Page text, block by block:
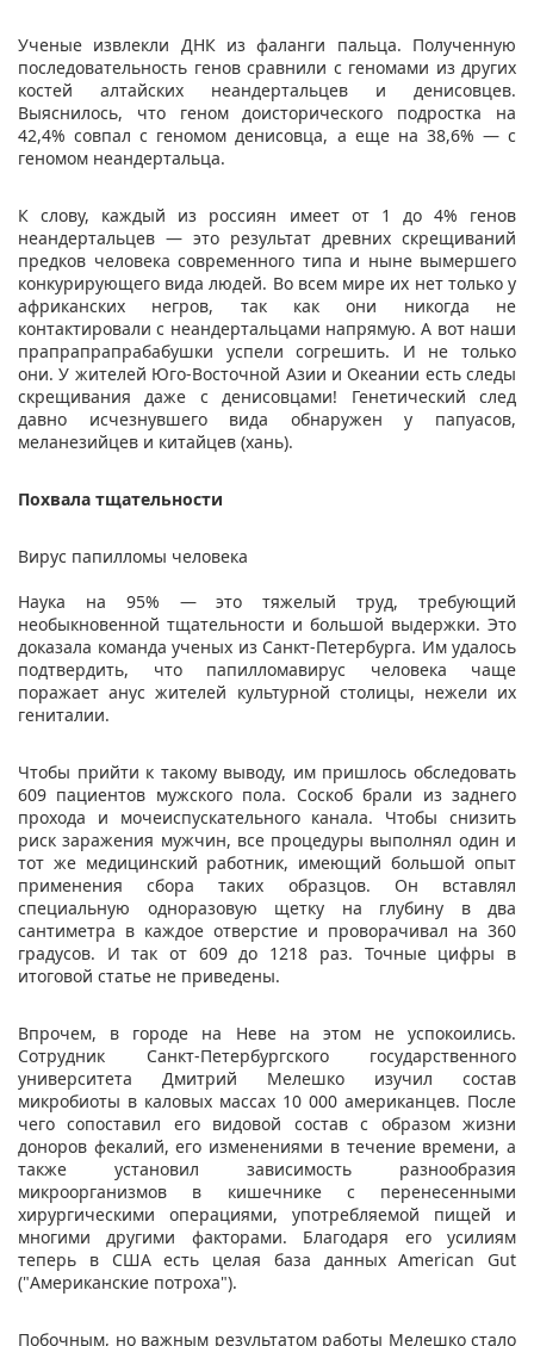
Ученые извлекли ДНК из фаланги пальца. Полученную
последовательность генов сравнили с геномами из других
костей алтайских неандертальцев и денисовцев.
Выяснилось, что геном доисторического подростка на
42,4% совпал с геномом денисовца, а еще на 38,6% — с
геномом неандертальца.
К слову, каждый из россиян имеет от 1 до 4% генов
неандертальцев — это результат древних скрещиваний
предков человека современного типа и ныне вымершего
конкурирующего вида людей. Во всем мире их нет только у
африканских негров, так как они никогда не
контактировали с неандертальцами напрямую. А вот наши
прапрапрапрабабушки успели согрешить. И не только
они. У жителей Юго-Восточной Азии и Океании есть следы
скрещивания даже с денисовцами! Генетический след
давно исчезнувшего вида обнаружен у папуасов,
меланезийцев и китайцев (хань).
Похвала тщательности
Вирус папилломы человека
Наука на 95% — это тяжелый труд, требующий
необыкновенной тщательности и большой выдержки. Это
доказала команда ученых из Санкт-Петербурга. Им удалось
подтвердить, что папилломавирус человека чаще
поражает анус жителей культурной столицы, нежели их
гениталии.
Чтобы прийти к такому выводу, им пришлось обследовать
609 пациентов мужского пола. Соскоб брали из заднего
прохода и мочеиспускательного канала. Чтобы снизить
риск заражения мужчин, все процедуры выполнял один и
тот же медицинский работник, имеющий большой опыт
применения сбора таких образцов. Он вставлял
специальную одноразовую щетку на глубину в два
сантиметра в каждое отверстие и проворачивал на 360
градусов. И так от 609 до 1218 раз. Точные цифры в
итоговой статье не приведены.
Впрочем, в городе на Неве на этом не успокоились.
Сотрудник Санкт-Петербургского государственного
университета Дмитрий Мелешко изучил состав
микробиоты в каловых массах 10 000 американцев. После
чего сопоставил его видовой состав с образом жизни
доноров фекалий, его изменениями в течение времени, а
также установил зависимость разнообразия
микроорганизмов в кишечнике с перенесенными
хирургическими операциями, употребляемой пищей и
многими другими факторами. Благодаря его усилиям
теперь в США есть целая база данных American Gut
("Американские потроха").
Побочным, но важным результатом работы Мелешко стало